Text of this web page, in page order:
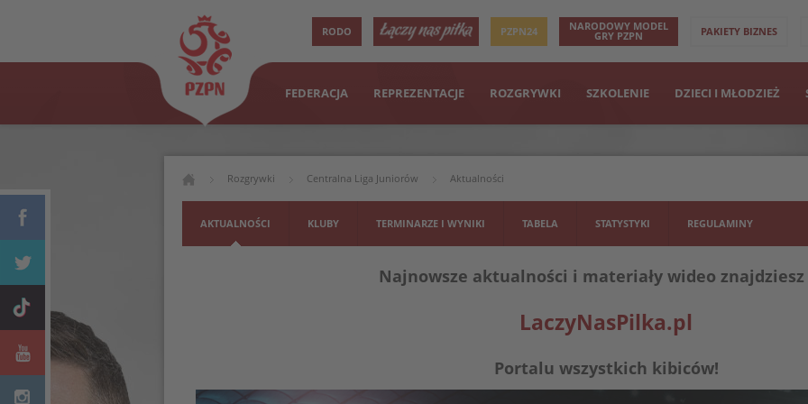
RODO PZPN24 NARODOWY MODEL
GRY PZPN PAKIETY BIZNES
FEDERACJA REPREZENTACJE ROZGRYWKI SZKOLENIE DZIECI I MŁODZIEŻ
Rozgrywki Centralna Liga Juniorów Aktualności
AKTUALNOŚCI KLUBY TERMINARZE I WYNIKI TABELA STATYSTYKI REGULAMINY
Najnowsze aktualności i materiały wideo znajdziesz
LaczyNasPilka.pl
Portalu wszystkich kibiców!